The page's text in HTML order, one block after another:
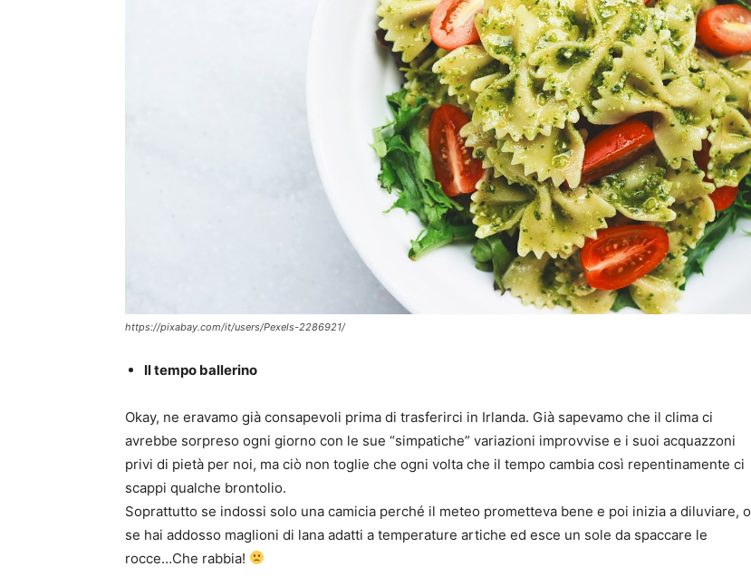
https://pixabay.com/it/users/Pexels-2286921/
Il tempo ballerino
Okay, ne eravamo già consapevoli prima di trasferirci in Irlanda. Già sapevamo che il clima ci
avrebbe sorpreso ogni giorno con le sue “simpatiche” variazioni improvvise e i suoi acquazzoni
privi di pietà per noi, ma ciò non toglie che ogni volta che il tempo cambia così repentinamente ci
scappi qualche brontolio.
Soprattutto se indossi solo una camicia perché il meteo prometteva bene e poi inizia a diluviare, o
se hai addosso maglioni di lana adatti a temperature artiche ed esce un sole da spaccare le
rocce…Che rabbia!